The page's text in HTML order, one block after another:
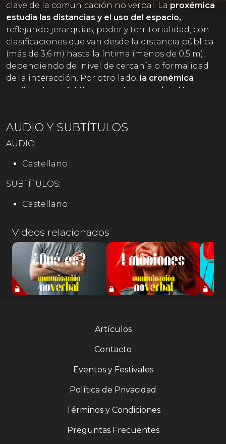
clave de la comunicación no verbal. La proxémica
estudia las distancias y el uso del espacio,
reflejando jerarquías, poder y territorialidad, con
clasificaciones que van desde la distancia pública
(más de 3,6 m) hasta la íntima (menos de 0,5 m),
dependiendo del nivel de cercanía o formalidad
de la interacción. Por otro lado, la cronémica
analiza el uso del tiempo en la comunicación,
tiempo dedicado a gestos como saludos o
abrazos, que pueden modificar su significado.
cómoespacio y tiempo influyen en nuestras
AUDIO Y SUBTÍTULOS
AUDIO:
Castellano
SUBTÍTULOS:
Castellano
Videos relacionados
Artículos
Contacto
Eventos y Festivales
Política de Privacidad
Términos y Condiciones
Preguntas Frecuentes